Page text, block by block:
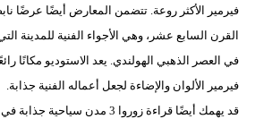
فيرمير الأكثر روعة. تتضمن المعارض أيضًا عرضًا
القرن السابع عشر، وهي الأجواء الفنية للمدينة
في العصر الذهبي الهولندي. يعد الاستوديو مكانًا
فيرمير الألوان والإضاءة لجعل أعماله الفنية جذابة.
قد يهمك أيضًا قراءة زوروا 3 مدن سياحية جذابة في هولندا